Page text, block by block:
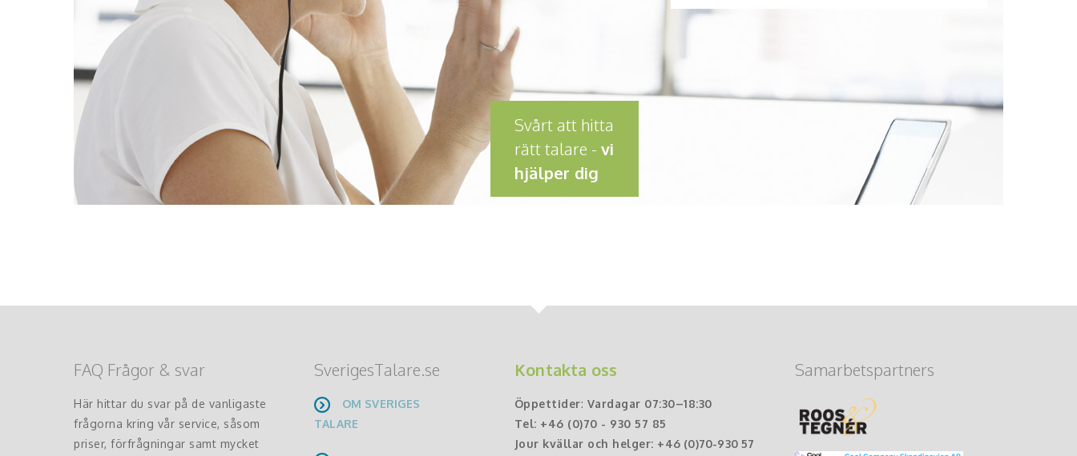
Svårt att hitta
rätt talare - vi
hjälper dig
FAQ Frågor & svar
Här hittar du svar på de vanligaste
frågorna kring vår service, såsom
priser, förfrågningar samt mycket
SverigesTalare.se
OM SVERIGES
TALARE
Kontakta oss
Öppettider: Vardagar 07:30–18:30
Tel: +46 (0)70 - 930 57 85
Jour kvällar och helger: +46 (0)70-930 57
Samarbetspartners